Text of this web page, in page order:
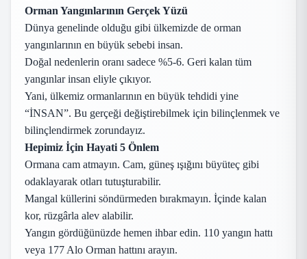
Orman Yangınlarının Gerçek Yüzü
Dünya genelinde olduğu gibi ülkemizde de orman
yangınlarının en büyük sebebi insan.
Doğal nedenlerin oranı sadece %5-6. Geri kalan tüm
yangınlar insan eliyle çıkıyor.
Yani, ülkemiz ormanlarının en büyük tehdidi yine
“İNSAN”. Bu gerçeği değiştirebilmek için bilinçlenmek ve
bilinçlendirmek zorundayız.
Hepimiz İçin Hayati 5 Önlem
Ormana cam atmayın. Cam, güneş ışığını büyüteç gibi
odaklayarak otları tutuşturabilir.
Mangal küllerini söndürmeden bırakmayın. İçinde kalan
kor, rüzgârla alev alabilir.
Yangın gördüğünüzde hemen ihbar edin. 110 yangın hattı
veya 177 Alo Orman hattını arayın.